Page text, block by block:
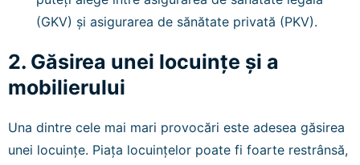
(GKV) și asigurarea de sănătate privată (PKV).
2. Găsirea unei locuințe și a
mobilierului
Una dintre cele mai mari provocări este adesea găsirea
unei locuințe. Piața locuințelor poate fi foarte restrânsă,